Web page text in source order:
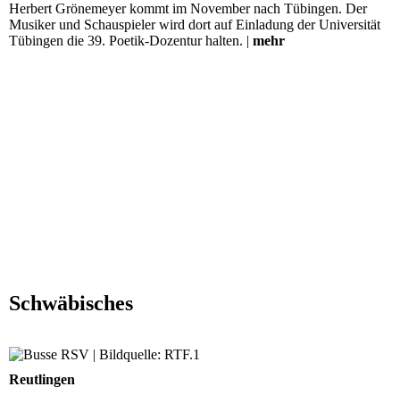
Herbert Grönemeyer kommt im November nach Tübingen. Der
Musiker und Schauspieler wird dort auf Einladung der Universität
Tübingen die 39. Poetik-Dozentur halten. | mehr
Schwäbisches
Sparmaßnahme: Stadt schraubt Busverkehr runter
Reutlingen